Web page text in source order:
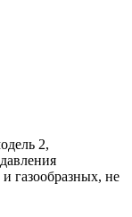
2,
газообразных, не